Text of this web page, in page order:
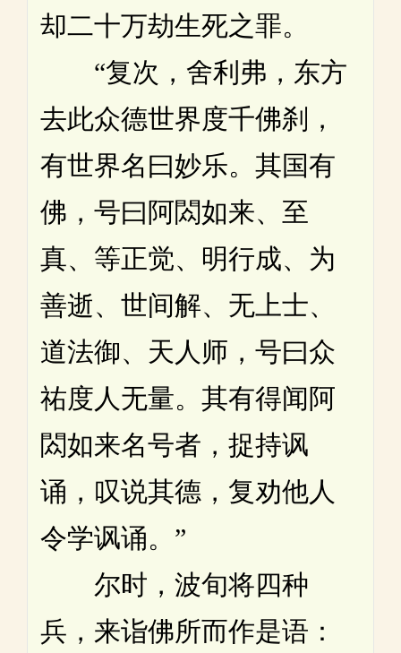
却二十万劫生死之罪。
“复次，舍利弗，东方
去此众德世界度千佛刹，
有世界名曰妙乐。其国有
佛，号曰阿閦如来、至
真、等正觉、明行成、为
善逝、世间解、无上士、
道法御、天人师，号曰众
祐度人无量。其有得闻阿
閦如来名号者，捉持讽
诵，叹说其德，复劝他人
令学讽诵。”
尔时，波旬将四种
兵，来诣佛所而作是语：